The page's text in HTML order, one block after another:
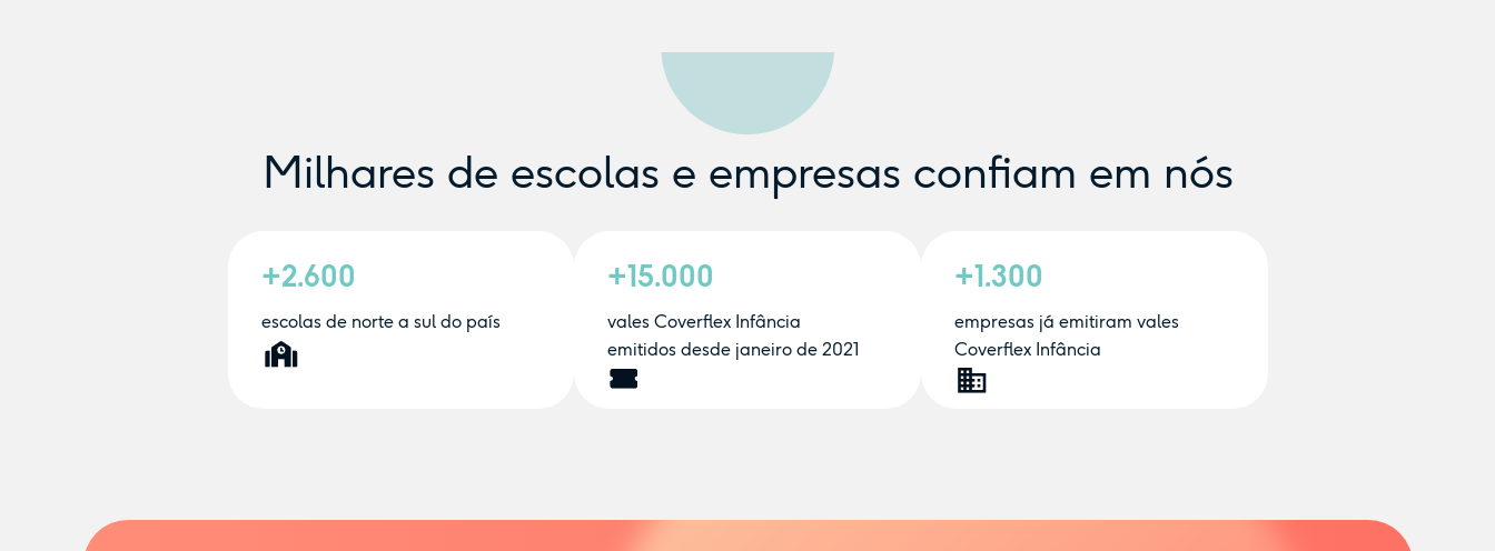
Milhares de escolas e empresas confiam em nós
+2.600
escolas de norte a sul do país
+15.000
vales Coverflex Infância
emitidos desde janeiro de 2021
+1.300
empresas já emitiram vales
Coverflex Infância